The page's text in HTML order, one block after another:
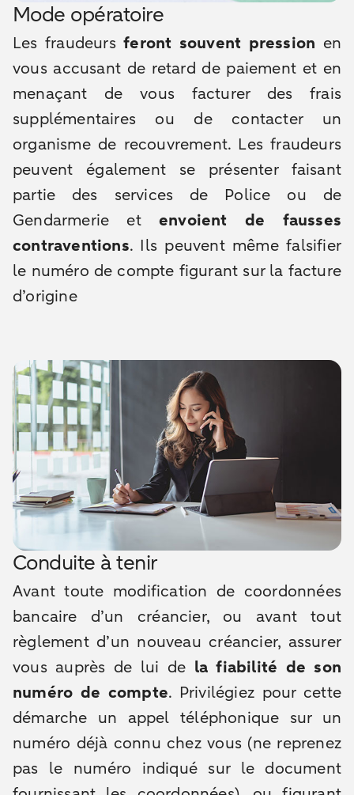
Mode opératoire
Les fraudeursferont souvent pression en
vous accusant de retard de paiement et en
menaçant de vous facturer des frais
supplémentaires ou de contacter un
organisme de recouvrement. Les fraudeurs
peuvent également se présenter faisant
partie des services de Police ou de
Gendarmerie etenvoient de fausses
contraventions. Ils peuvent même falsifier
le numéro de compte figurant sur la facture
d’origine
Conduite à tenir
Avant toute modification de coordonnées
bancaire d’un créancier, ou avant tout
règlement d’un nouveau créancier, assurer
vous auprès de lui de la fiabilité de son
numéro de compte. Privilégiez pour cette
démarche un appel téléphonique sur un
numéro déjà connu chez vous (ne reprenez
pas le numéro indiqué sur le document